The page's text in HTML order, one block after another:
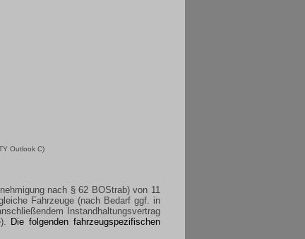
Outlook C)
nach § 62 BOStrab) von 11
Fahrzeuge (nach Bedarf ggf. in
Instandhaltungsvertrag
Die folgenden fahrzeugspezifischen